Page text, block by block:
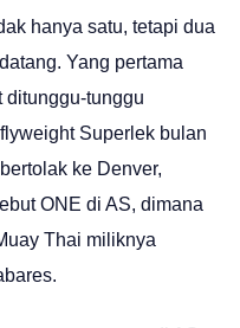
hanya satu, tetapi dua
Yang pertama
ditunggu-tunggu
Superlek bulan
ke Denver,
ONE di AS, dimana
Thai miliknya